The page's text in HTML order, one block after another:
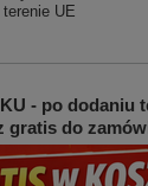
UE
- po dodaniu
gratis do